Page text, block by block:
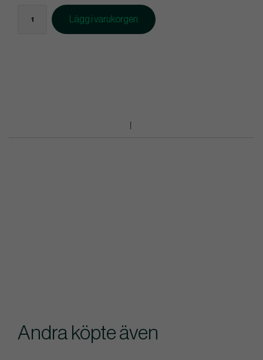
Lägg i varukorgen
Andra köpte även